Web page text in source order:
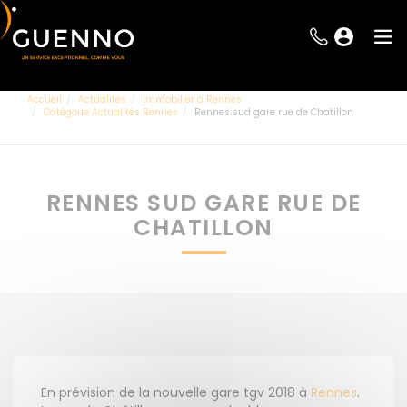
Accueil Actualités
Immobilier à Rennes
Catégorie Actualités Rennes
Rennes sud gare rue de Chatillon
RENNES SUD GARE RUE DE
CHATILLON
En prévision de la nouvelle gare tgv 2018 à Rennes.